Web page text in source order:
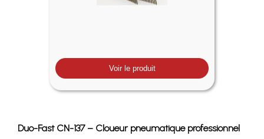
Voir le produit
Duo-Fast CN-137 – Cloueur pneumatique professionnel